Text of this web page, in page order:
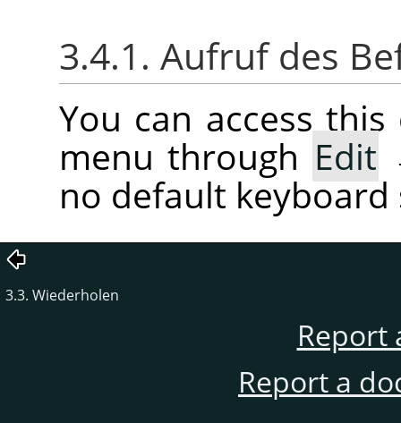
3.4.1. Aufruf des
You can access
menu through Edit
no default
3.3. Wiederholen
Report
Report a